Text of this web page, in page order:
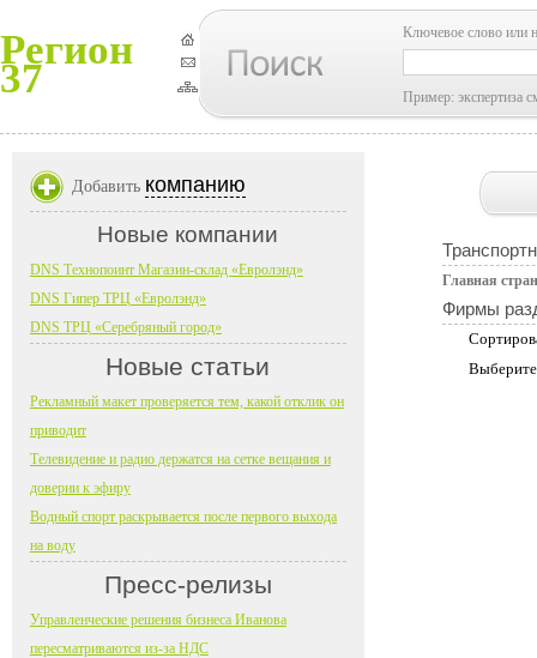
Регион
37
Ключевое слово или
Пример: экспертиза
Главная
Фирмы
Добавить компанию
Новые компании
DNS Технопоинт Магазин-склад «Евролэнд»
DNS Гипер ТРЦ «Евролэнд»
DNS ТРЦ «Серебряный город»
Новые статьи
Рекламный макет проверяется тем, какой отклик он
приводит
Телевидение и радио держатся на сетке вещания и
доверии к эфиру
Водный спорт раскрывается после первого выхода
на воду
Пресс-релизы
Управленческие решения бизнеса Иванова
пересматриваются из-за НДС